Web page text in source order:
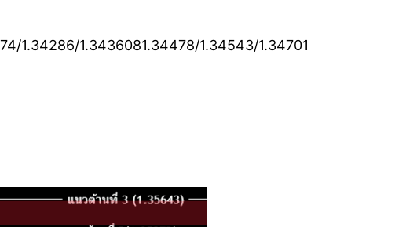
1.34286/1.3436081.34478/1.34543/1.34701